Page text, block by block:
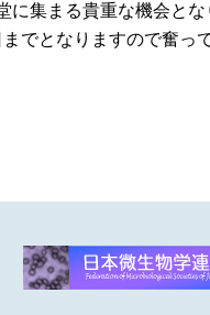
に集まる貴重な機会とな
でとなりますので奮っ